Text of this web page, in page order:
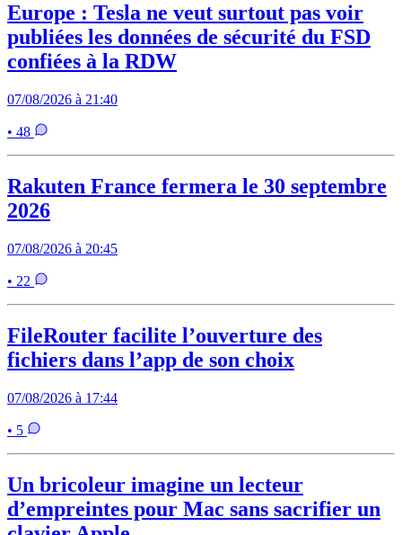
Europe : Tesla ne veut surtout pas voir
publiées les données de sécurité du FSD
confiées à la RDW
07/08/2026 à 21:40
• 48
Rakuten France fermera le 30 septembre
2026
07/08/2026 à 20:45
• 22
FileRouter facilite l’ouverture des
fichiers dans l’app de son choix
07/08/2026 à 17:44
• 5
Un bricoleur imagine un lecteur
d’empreintes pour Mac sans sacrifier un